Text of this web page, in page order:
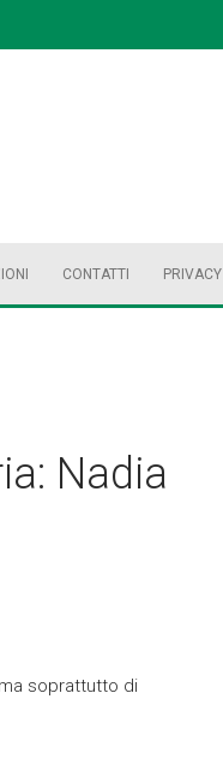
CONTATTI PRIVACY
Nadia
soprattutto di